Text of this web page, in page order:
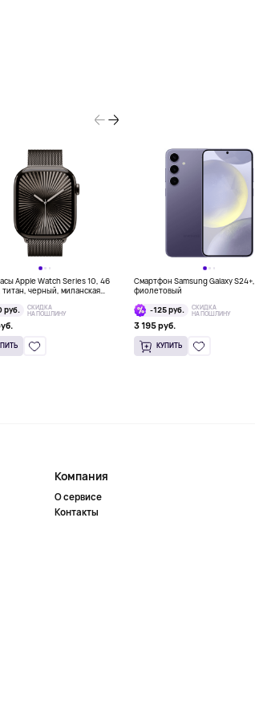
Apple Watch Series 10, 46
титан, черный, миланская
руб.
СКИДКА
НА ПОШЛИНУ
Смартфон Samsung Galaxy
фиолетовый
-125 руб.
СКИДКА
НА ПОШЛИНУ
3 195 руб.
КУПИТЬ
Компания
О сервисе
Контакты